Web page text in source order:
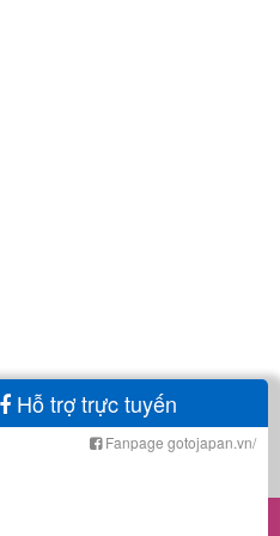
Hỗ trợ trực tuyến
Fanpage gotojapan.vn/